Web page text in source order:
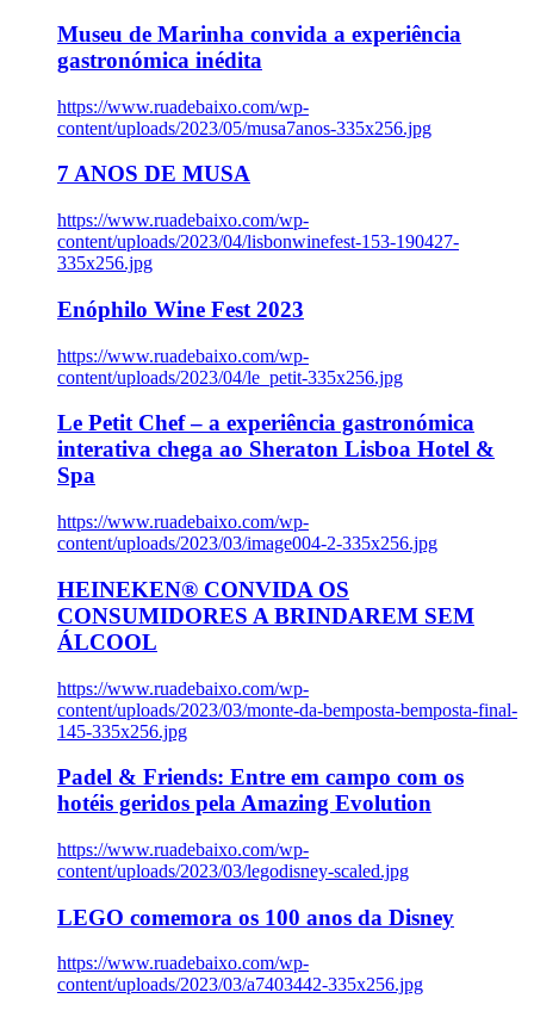
Museu de Marinha convida a experiência
gastronómica inédita
https://www.ruadebaixo.com/wp-
content/uploads/2023/05/musa7anos-335x256.jpg
7 ANOS DE MUSA
https://www.ruadebaixo.com/wp-
content/uploads/2023/04/lisbonwinefest-153-190427-
335x256.jpg
Enóphilo Wine Fest 2023
https://www.ruadebaixo.com/wp-
content/uploads/2023/04/le_petit-335x256.jpg
Le Petit Chef – a experiência gastronómica
interativa chega ao Sheraton Lisboa Hotel &
Spa
https://www.ruadebaixo.com/wp-
content/uploads/2023/03/image004-2-335x256.jpg
HEINEKEN® CONVIDA OS
CONSUMIDORES A BRINDAREM SEM
ÁLCOOL
https://www.ruadebaixo.com/wp-
content/uploads/2023/03/monte-da-bemposta-bemposta-final-
145-335x256.jpg
Padel & Friends: Entre em campo com os
hotéis geridos pela Amazing Evolution
https://www.ruadebaixo.com/wp-
content/uploads/2023/03/legodisney-scaled.jpg
LEGO comemora os 100 anos da Disney
https://www.ruadebaixo.com/wp-
content/uploads/2023/03/a7403442-335x256.jpg